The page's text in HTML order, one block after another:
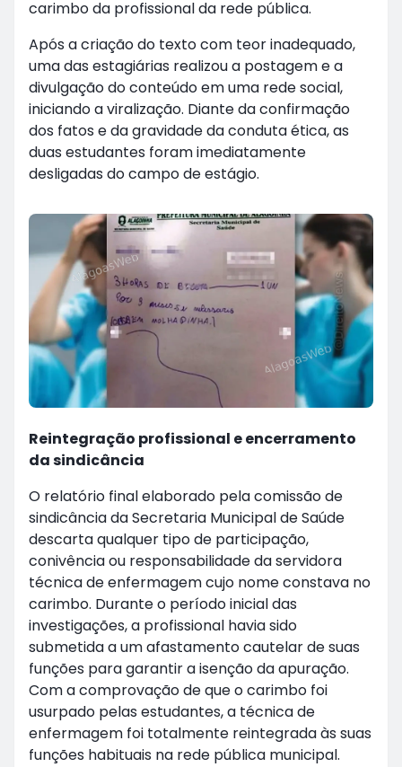
carimbo da profissional da rede pública.
Após a criação do texto com teor inadequado,
uma das estagiárias realizou a postagem e a
divulgação do conteúdo em uma rede social,
iniciando a viralização. Diante da confirmação
dos fatos e da gravidade da conduta ética, as
duas estudantes foram imediatamente
desligadas do campo de estágio.
Reintegração profissional e encerramento
da sindicância
O relatório final elaborado pela comissão de
sindicância da Secretaria Municipal de Saúde
descarta qualquer tipo de participação,
conivência ou responsabilidade da servidora
técnica de enfermagem cujo nome constava no
carimbo. Durante o período inicial das
investigações, a profissional havia sido
submetida a um afastamento cautelar de suas
funções para garantir a isenção da apuração.
Com a comprovação de que o carimbo foi
usurpado pelas estudantes, a técnica de
enfermagem foi totalmente reintegrada às suas
funções habituais na rede pública municipal.